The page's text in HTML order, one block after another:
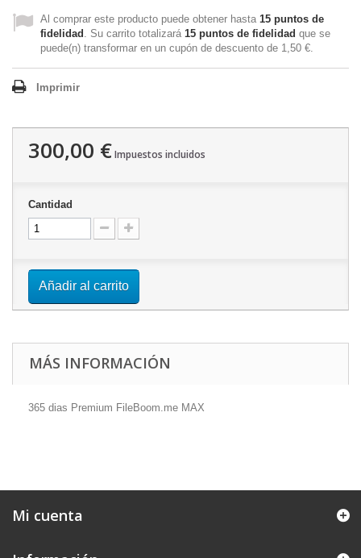
Al comprar este producto puede obtener hasta 15 puntos de
fidelidad . Su carrito totalizará 15 puntos de fidelidad que se
puede(n) transformar en un cupón de descuento de 1,50 €.
Imprimir
300,00 €Impuestos incluidos
Cantidad
Añadir al carrito
MÁS INFORMACIÓN
365 dias Premium FileBoom.me MAX
Mi cuenta